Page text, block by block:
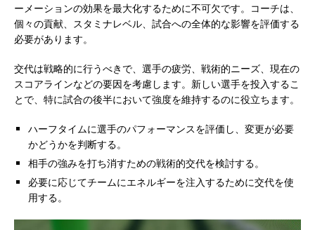
ーメーションの効果を最大化するために不可欠です。コーチは、
個々の貢献、スタミナレベル、試合への全体的な影響を評価する
必要があります。
交代は戦略的に行うべきで、選手の疲労、戦術的ニーズ、現在の
スコアラインなどの要因を考慮します。新しい選手を投入するこ
とで、特に試合の後半において強度を維持するのに役立ちます。
ハーフタイムに選手のパフォーマンスを評価し、変更が必要
かどうかを判断する。
相手の強みを打ち消すための戦術的交代を検討する。
必要に応じてチームにエネルギーを注入するために交代を使
用する。